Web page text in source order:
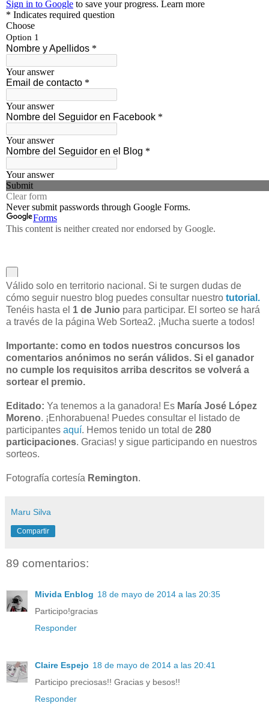
Válido solo en territorio nacional. Si te surgen dudas de
cómo seguir nuestro blog puedes consultar nuestro tutorial.
Tenéis hasta el 1 de Junio para participar. El sorteo se hará
a través de la página Web Sortea2. ¡Mucha suerte a todos!
Importante: como en todos nuestros concursos los
comentarios anónimos no serán válidos. Si el ganador
no cumple los requisitos arriba descritos se volverá a
sortear el premio.
Editado: Ya tenemos a la ganadora! Es María José López
Moreno. ¡Enhorabuena! Puedes consultar el listado de
participantes aquí. Hemos tenido un total de 280
participaciones. Gracias! y sigue participando en nuestros
sorteos.
Fotografía cortesía Remington.
Maru Silva
Compartir
89 comentarios:
Mivida Enblog 18 de mayo de 2014 a las 20:35
Participo!gracias
Responder
Claire Espejo 18 de mayo de 2014 a las 20:41
Participo preciosas!! Gracias y besos!!
Responder